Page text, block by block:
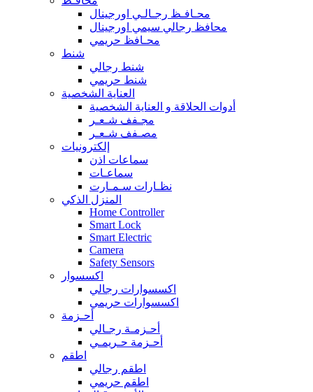
محـافـظ رجـالـي اورجينال
محافظ رجالي سيمي اورجينال
محـافظ حريمي
شنط
شنط رجالي
شنط حريمي
العناية الشخصية
أدوات الحلاقة و العناية الشخصية
مجـفف شـعـر
مصـفف شـعـر
إلكترونيات
سماعات اذن
سماعـات
نظـارات سـمـارت
المنزل الذكي
Home Controller
Smart Lock
Smart Electric
Camera
Safety Sensors
اكسسوار
اكسسوارات رجالي
اكسسوارات حريمي
أحـزمة
أحـزمـة رجـالي
أحـزمة حـريمـي
اطقم
اطقم رجالي
اطقم حريمي